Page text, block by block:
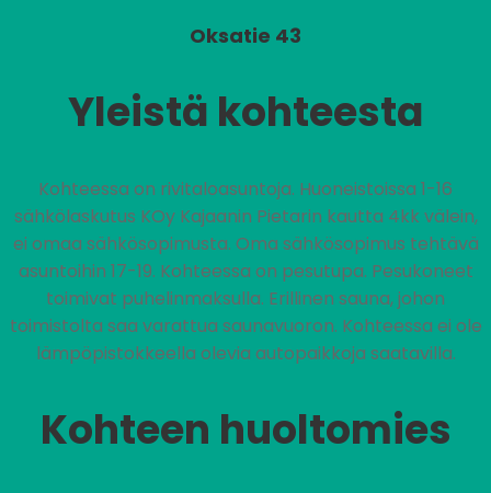
Oksatie 43
Yleistä kohteesta
Kohteessa on rivitaloasuntoja. Huoneistoissa 1-16
sähkölaskutus KOy Kajaanin Pietarin kautta 4kk välein,
ei omaa sähkösopimusta. Oma sähkösopimus tehtävä
asuntoihin 17-19. Kohteessa on pesutupa. Pesukoneet
toimivat puhelinmaksulla. Erillinen sauna, johon
toimistolta saa varattua saunavuoron. Kohteessa ei ole
lämpöpistokkeella olevia autopaikkoja saatavilla.
Kohteen huoltomies